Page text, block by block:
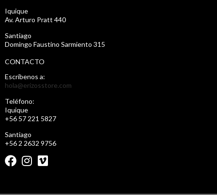
Iquique
Av. Arturo Pratt 440
Santiago
Domingo Faustino Sarmiento 315
CONTACTO
Escríbenos a:
hola@erizosstore.com
Teléfono:
Iquique
+56 57 221 5827
Santiago
+56 2 2632 9756